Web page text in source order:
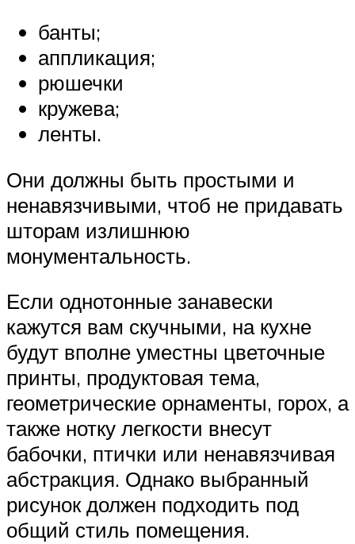
банты;
аппликация;
рюшечки
кружева;
ленты.
Они должны быть простыми и
ненавязчивыми, чтоб не придавать
шторам излишнюю
монументальность.
Если однотонные занавески
кажутся вам скучными, на кухне
будут вполне уместны цветочные
принты, продуктовая тема,
геометрические орнаменты, горох, а
также нотку легкости внесут
бабочки, птички или ненавязчивая
абстракция. Однако выбранный
рисунок должен подходить под
общий стиль помещения.